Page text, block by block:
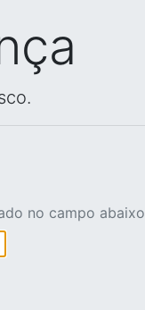
no campo abaixo